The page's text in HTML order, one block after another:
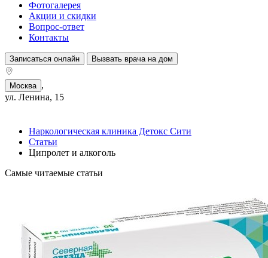
Фотогалерея
Акции и скидки
Вопрос-ответ
Контакты
Записаться онлайн Вызвать врача на дом
Москва ,
ул. Ленина, 15
Наркологическая клиника Детокс Сити
Статьи
Ципролет и алкоголь
Самые читаемые статьи